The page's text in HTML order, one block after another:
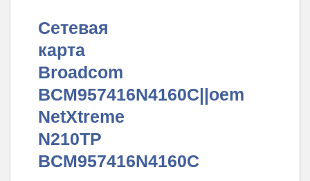
Сетевая
карта
Broadcom
BCM957416N4160C||oem
NetXtreme
N210TP
BCM957416N4160C